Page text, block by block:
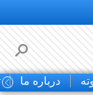
درباره ما